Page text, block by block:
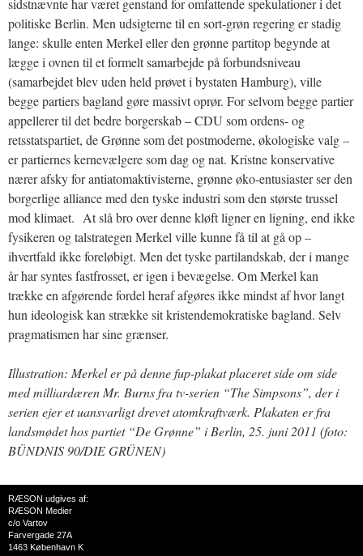
politiske Berlin. Men udsigterne til en sort-grøn regering er stadig
lange: skulle enten Merkel eller den grønne partitop begynde at
lægge i ovnen til et formelt samarbejde på forbundsniveau
(samarbejdet blev uden held prøvet i bystaten Hamburg), ville
begge partiers bagland gøre massivt oprør. For selvom begge partier
appellerer til det bedre borgerskab – CDU som ordens- og
retsstatspartiet, de Grønne som det postmoderne, økologiske valg –
er partiernes kernevælgere som dag og nat. Kristne konservative
nærer afsky for antiatomaktivisterne, grønne øko-entusiaster ser den
borgerlige alliance med den tyske industri som den største trussel
mod klimaet. At slå bro over denne kløft ligner en ligning, end ikke
fysikeren og talstrategen Merkel ville kunne få til at gå op –
ihvertfald ikke foreløbigt. Men det tyske partilandskab, der i mange
år har syntes fastfrosset, er igen i bevægelse. Om Merkel kan
trække en afgørende fordel heraf afgøres ikke mindst af hvor langt
hun ideologisk kan strække sit kristendemokratiske bagland. Selv
pragmatismen har sine grænser.
Illustration: Merkel er på denne fup-plakat placeret side om side
med milliardæren Mr. Burns fra tv-serien “The Simpsons”, der i
serien ejer et uansvarligt drevet atomkraftværk. Plakaten er fra
landsmødet hos partiet “De Grønne” i Berlin, 25. juni 2011 (foto:
BÜNDNIS 90/DIE GRÜNEN)
RÆSON udgives af:
RÆSON Medier
c/o Vartov
Farvergade 27A
1463 København K